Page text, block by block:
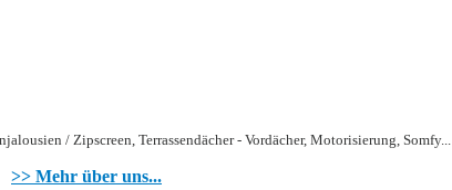
/ Zipscreen, Terrassendächer - Vordächer, Motorisierung, Somfy...
>> Mehr über uns...